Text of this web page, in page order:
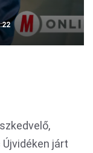
járt